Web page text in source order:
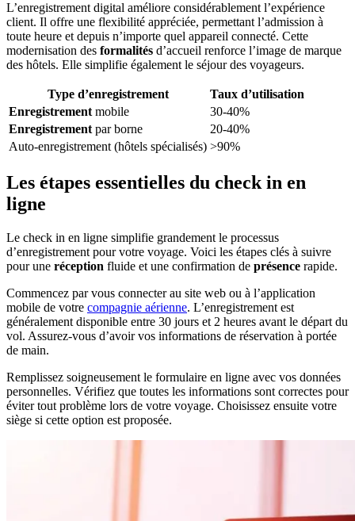
L’enregistrement digital améliore considérablement l’expérience
client. Il offre une flexibilité appréciée, permettant l’admission à
toute heure et depuis n’importe quel appareil connecté. Cette
modernisation des formalités d’accueil renforce l’image de marque
des hôtels. Elle simplifie également le séjour des voyageurs.
Type d’enregistrement
Taux d’utilisation
Enregistrementmobile
30-40%
Enregistrementpar borne
20-40%
Auto-enregistrement (hôtels spécialisés) >90%
Les étapes essentielles du check in en
ligne
Le check in en ligne simplifie grandement le processus
d’enregistrement pour votre voyage. Voici les étapes clés à suivre
pour une réception fluide et une confirmation de présence rapide.
Commencez par vous connecter au site web ou à l’application
mobile de votre compagnie aérienne. L’enregistrement est
généralement disponible entre 30 jours et 2 heures avant le départ du
vol. Assurez-vous d’avoir vos informations de réservation à portée
de main.
Remplissez soigneusement le formulaire en ligne avec vos données
personnelles. Vérifiez que toutes les informations sont correctes pour
éviter tout problème lors de votre voyage. Choisissez ensuite votre
siège si cette option est proposée.